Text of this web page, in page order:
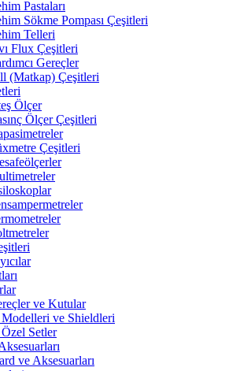
Pastaları
Sökme Pompası Çeşitleri
Telleri
Flux Çeşitleri
Gereçler
(Matkap) Çeşitleri
Ölçer
Ölçer Çeşitleri
Çeşitleri
ve Kutular
Modelleri ve Shieldleri
Setler
ve Aksesuarları